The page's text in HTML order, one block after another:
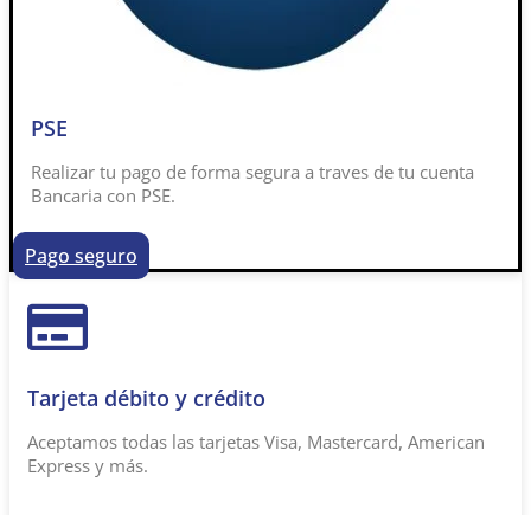
PSE
Realizar tu pago de forma segura a traves de tu cuenta
Bancaria con PSE.
Pago seguro
Tarjeta débito y crédito
Aceptamos todas las tarjetas Visa, Mastercard, American
Express y más.